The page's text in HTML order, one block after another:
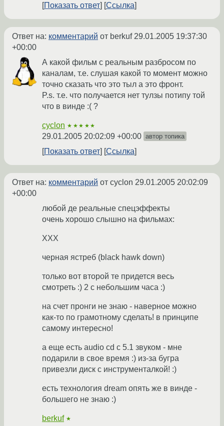
Показать ответ
Ссылка
Ответ на: комментарий от berkuf 29.01.2005 19:37:30
+00:00
А какой фильм с реальным разбросом по
каналам, т.е. слушая какой то момент можно
точно сказать что это тыл а это фронт.
P.s. т.е. что получается нет тулзы потипу той
что в винде :( ?
cyclon ★★★★★
29.01.2005 20:02:09 +00:00 автор топика
Показать ответ Ссылка
Ответ на: комментарий от cyclon 29.01.2005 20:02:09
+00:00
любой де реальные спецэффекты
очень хорошо слышно на фильмах:
XXX
черная ястреб (black hawk down)
только вот второй те придется весь
смотреть :) 2 с небольшим часа :)
на счет пронги не знаю - наверное можно
как-то по грамотному сделать! в принципе
самому интересно!
а еще есть audio cd с 5.1 звуком - мне
подарили в свое время :) из-за бугра
привезли диск с инструменталкой! :)
есть технология dream опять же в винде -
большего не знаю :)
berkuf ★